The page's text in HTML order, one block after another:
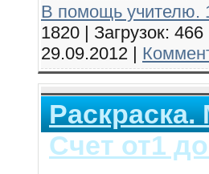
В помощь учителю.
1820 | Загрузок:
29.09.2012 |
Раскраска.
Счет от1